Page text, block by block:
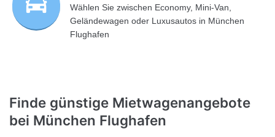
Wählen Sie zwischen Economy, Mini-Van,
Geländewagen oder Luxusautos in München
Flughafen
Finde günstige Mietwagenangebote
bei München Flughafen